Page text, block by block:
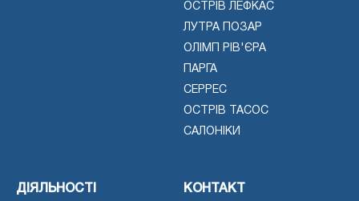
ОСТРІВ ЛЕФКАС
ЛУТРА ПОЗАР
ОЛІМП РІВ'ЄРА
ПАРГА
СЕРРЕС
ОСТРІВ ТАСОС
САЛОНІКИ
ДІЯЛЬНОСТІ КОНТАКТ